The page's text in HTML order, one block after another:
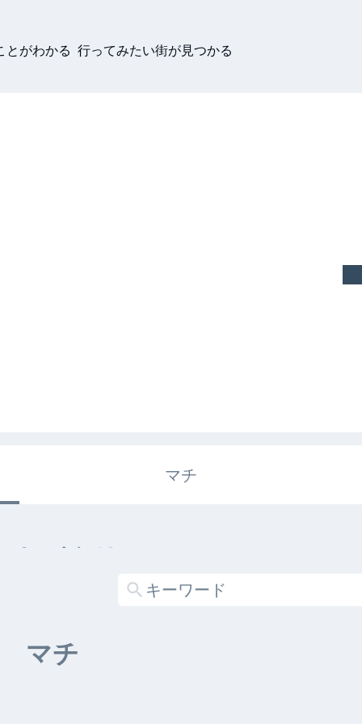
とがわかる 行ってみたい街が見つかる
マチ
キガタリ
マチ